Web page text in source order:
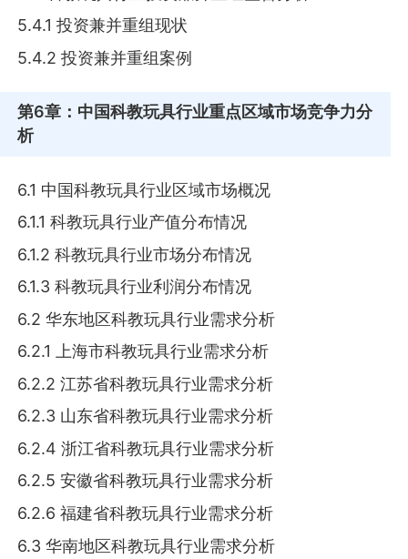
5.4.1 投资兼并重组现状
5.4.2 投资兼并重组案例
第6章 ：中国科教玩具行业重点区域市场竞争力分
析
6.1 中国科教玩具行业区域市场概况
6.1.1 科教玩具行业产值分布情况
6.1.2 科教玩具行业市场分布情况
6.1.3 科教玩具行业利润分布情况
6.2 华东地区科教玩具行业需求分析
6.2.1 上海市科教玩具行业需求分析
6.2.2 江苏省科教玩具行业需求分析
6.2.3 山东省科教玩具行业需求分析
6.2.4 浙江省科教玩具行业需求分析
6.2.5 安徽省科教玩具行业需求分析
6.2.6 福建省科教玩具行业需求分析
6.3 华南地区科教玩具行业需求分析